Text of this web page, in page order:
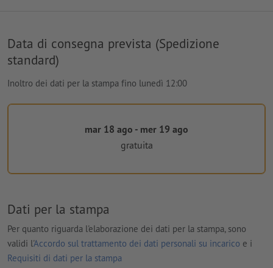
Data di consegna prevista (Spedizione
standard)
Inoltro dei dati per la stampa fino lunedì 12:00
mar 18 ago - mer 19 ago
gratuita
Dati per la stampa
Per quanto riguarda l'elaborazione dei dati per la stampa, sono
validi l'Accordo sul trattamento dei dati personali su incarico e i
Requisiti di dati per la stampa